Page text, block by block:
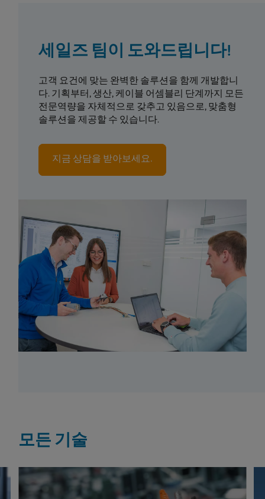
세일즈 팀이 도와드립니다!
고객 요건에 맞는 완벽한 솔루션을 함께 개발합니
다. 기획부터, 생산, 케이블 어셈블리 단계까지 모든
전문역량을 자체적으로 갖추고 있음으로, 맞춤형
솔루션을 제공할 수 있습니다.
지금 상담을 받아보세요.
모든 기술